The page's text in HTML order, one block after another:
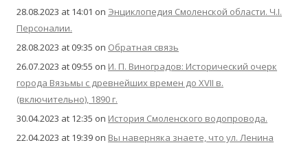
28.08.2023 at 14:01 on Энциклопедия Смоленской области. Ч.I.
Персоналии.
28.08.2023 at 09:35 on Обратная связь
26.07.2023 at 09:55 on И. П. Виноградов: Исторический очерк
города Вязьмы с древнейших времен до XVII в.
(включительно), 1890 г.
30.04.2023 at 12:35 on История Смоленского водопровода.
22.04.2023 at 19:39 on Вы наверняка знаете, что ул. Ленина